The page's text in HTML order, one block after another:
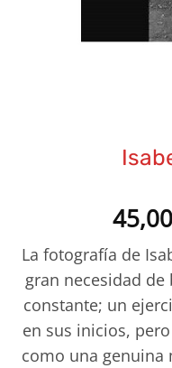
45,00
La fotografía de
gran necesidad
constante; un
en sus inicios,
como una genuina